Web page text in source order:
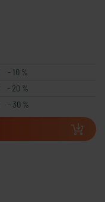
- 10 %
- 20 %
- 30 %